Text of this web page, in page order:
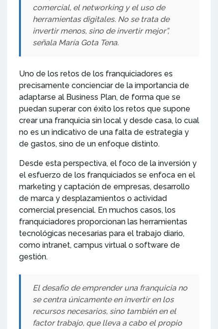
comercial, el networking y el uso de
herramientas digitales. No se trata de
invertir menos, sino de invertir mejor”,
señala María Gota Tena.
Uno de los retos de los franquiciadores es
precisamente concienciar de la importancia de
adaptarse al Business Plan, de forma que se
puedan superar con éxito los retos que supone
crear una franquicia sin local y desde casa, lo cual
no es un indicativo de una falta de estrategia y
de gastos, sino de un enfoque distinto.
Desde esta perspectiva, el foco de la inversión y
el esfuerzo de los franquiciados se enfoca en el
marketing y captación de empresas, desarrollo
de marca y desplazamientos o actividad
comercial presencial. En muchos casos, los
franquiciadores proporcionan las herramientas
tecnológicas necesarias para el trabajo diario,
como intranet, campus virtual o software de
gestión.
El desafío de emprender una franquicia no
se centra únicamente en invertir en los
recursos necesarios, sino también en el
factor trabajo, que lleva a cabo el propio